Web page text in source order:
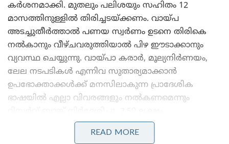
കർശനമാക്കി. മുതലും പലിശയും സഹിതം 12
മാസത്തിനുള്ളിൽ തിരിച്ചടയ്ക്കണം. വായ്പ
അടച്ചുതീർത്താൽ പണയ സ്വർണം ഉടനെ തിരികെ
നൽകാനും വീഴ്ചവരുത്തിയാൽ പിഴ ഈടാക്കാനും
വ്യവസ്ഥ ചെയ്യുന്നു. വായ്പാ കരാർ, മൂല്യനിർണയം,
ലേല നടപടികൾ എന്നിവ സുതാര്യമാക്കാൻ
ഉപഭോക്താക്കൾക്ക് മനസിലാകുന്ന പ്രാദേശിക
ഭാഷയിൽ എല്ലാ വിവരങ്ങളും നൽകണമെന്നും
രൂപവരെയുള്ള വായ്പകൾക്കായി സ്വർണത്തിന്റെ
മൂല്യത്തിന്റെ 85 ശതമാനംവരെ അനുവദിക്കാം. 2.50
READ MORE